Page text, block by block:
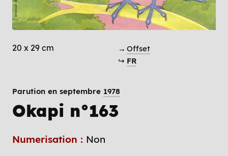
20 x 29 cm → Offset
↪ FR
Parution en septembre 1978
Okapi n°163
Numerisation : Non